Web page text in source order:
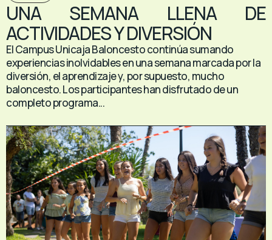
UNA SEMANA LLENA DE
ACTIVIDADES Y DIVERSIÓN
El Campus Unicaja Baloncesto continúa sumando
experiencias inolvidables en una semana marcada por la
diversión, el aprendizaje y, por supuesto, mucho
baloncesto. Los participantes han disfrutado de un
completo programa...